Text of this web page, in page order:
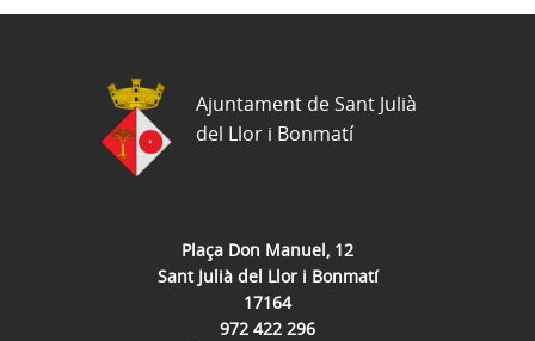
Plaça Don Manuel, 12
Sant Julià del Llor i Bonmatí
17164
972 422 296
Ajuntament de Sant Julià
del Llor i Bonmatí